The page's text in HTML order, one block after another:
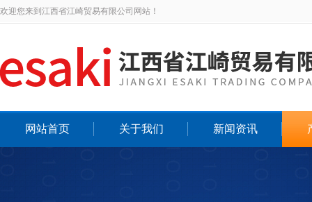
欢迎您来到江西省江崎贸易有限公司网站！
网站首页 关于我们 新闻资讯